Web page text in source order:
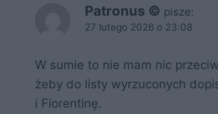
Patronus © pisze:
27 lutego 2026 o 23:08
W sumie to nie mam nic
żeby do listy wyrzuconych
i Fiorentinę.